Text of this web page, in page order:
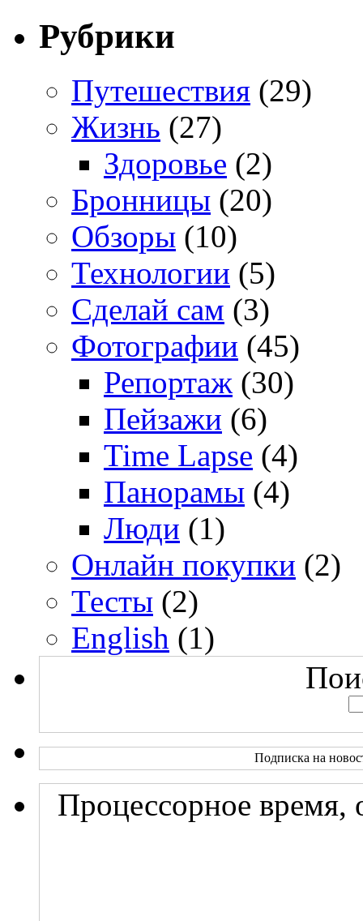
Рубрики
Путешествия (29)
Жизнь (27)
Здоровье (2)
Бронницы (20)
Обзоры (10)
Технологии (5)
Сделай сам (3)
Фотографии (45)
Репортаж (30)
Пейзажи (6)
Time Lapse (4)
Панорамы (4)
Люди (1)
Онлайн покупки (2)
Тесты (2)
English (1)
Подписка на
Процессорное время,